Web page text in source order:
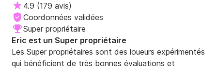
4.9 (179 avis)
Coordonnées validées
Super propriétaire
Eric est un Super propriétaire
Les Super propriétaires sont des loueurs expérimentés
qui bénéficient de très bonnes évaluations et